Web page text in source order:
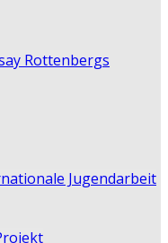
Rottenbergs
Jugendarbeit